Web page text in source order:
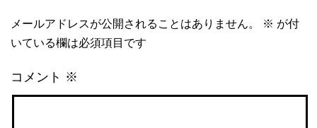
メールアドレスが公開されることはありません。 ※ が付
いている欄は必須項目です
コメント ※